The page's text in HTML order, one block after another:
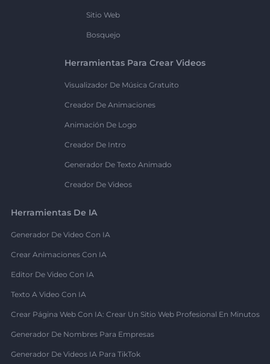
Sitio Web
Bosquejo
Herramientas Para Crear Videos
Visualizador De Música Gratuito
Creador De Animaciones
Animación De Logo
Creador De Intro
Generador De Texto Animado
Creador De Videos
Herramientas De IA
Generador De Video Con IA
Crear Animaciones Con IA
Editor De Video Con IA
Texto A Video Con IA
Crear Página Web Con IA: Crear Un Sitio Web Profesional En Minutos
Generador De Nombres Para Empresas
Generador De Videos IA Para TikTok